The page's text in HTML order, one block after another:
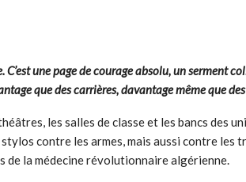
une page de courage absolu, un serment
que des carrières, davantage même que
les salles de classe et les bancs des
contre les armes, mais aussi contre les
de la médecine révolutionnaire algérienne.